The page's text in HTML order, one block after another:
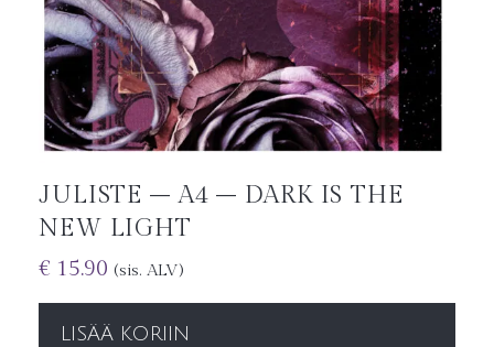
JULISTE – A4 – DARK IS THE
NEW LIGHT
€ 15.90 (sis. ALV)
LISÄÄ KORIIN